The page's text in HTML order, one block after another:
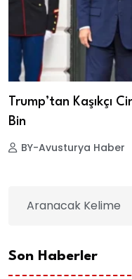
Trump’tan Kaşıkçı
Bin
BY-Avusturya Haber
Son Haberler